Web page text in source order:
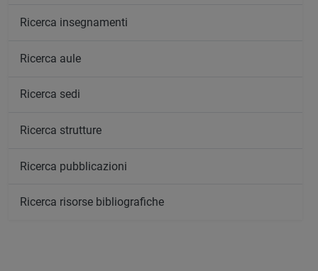
Ricerca insegnamenti
Ricerca aule
Ricerca sedi
Ricerca strutture
Ricerca pubblicazioni
Ricerca risorse bibliografiche